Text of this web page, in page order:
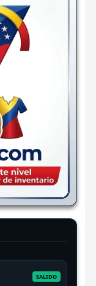
SALIDO